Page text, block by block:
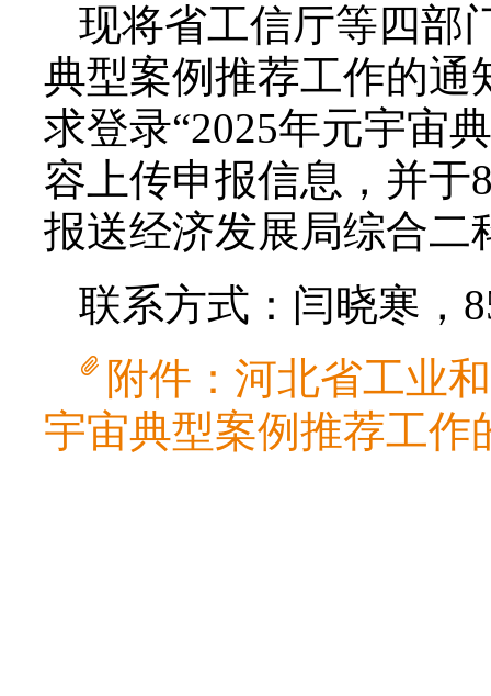
现将省工信厅等四部
典型案例推荐工作的通
求登录“2025年元宇宙
容上传申报信息，并于
报送经济发展局综合二
联系方式：闫晓寒，
附件：河北省工业
宇宙典型案例推荐工作